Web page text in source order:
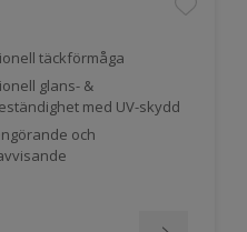
täckförmåga
glans- &
med UV-skydd
och